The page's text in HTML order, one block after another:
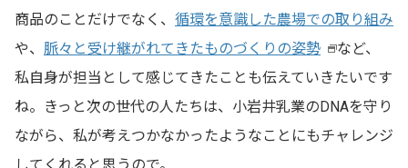
商品のことだけでなく、 循環を意識した農場での取り組み
や、 脈々と受け継がれてきたものづくりの姿勢
新
し
い
ウ
など、
私自身が担当として感じてきたことも伝えていきたいです
ね。きっと次の世代の人たちは、小岩井乳業のDNAを守り
ながら、私が考えつかなかったようなことにもチャレンジ